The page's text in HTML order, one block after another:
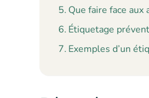
Que faire face
Étiquetage
Exemples d’un